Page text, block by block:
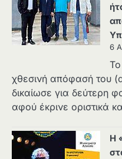
6
χθεσινή απόφασή του
δικαίωσε για δεύτερη
αφού έκρινε οριστικά
Η